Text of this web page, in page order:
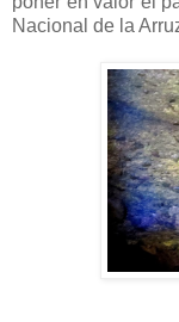
Nacional de la